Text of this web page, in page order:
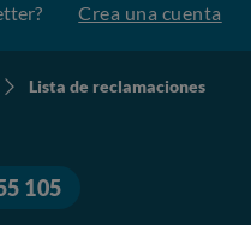
Crea una cuenta
Lista de reclamaciones
105